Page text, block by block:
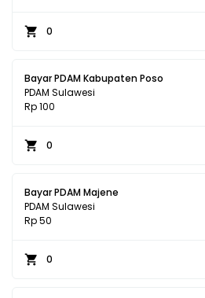
0
Bayar PDAM Kabupaten Poso
PDAM Sulawesi
Rp 100
0
Bayar PDAM Majene
PDAM Sulawesi
Rp 50
0